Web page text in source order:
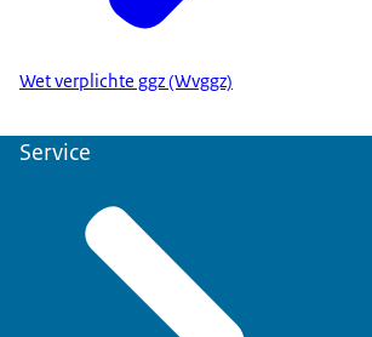
Wet verplichte ggz (Wvggz)
Service